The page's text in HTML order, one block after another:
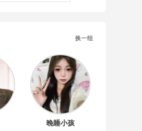
换一组
晚睡小孩